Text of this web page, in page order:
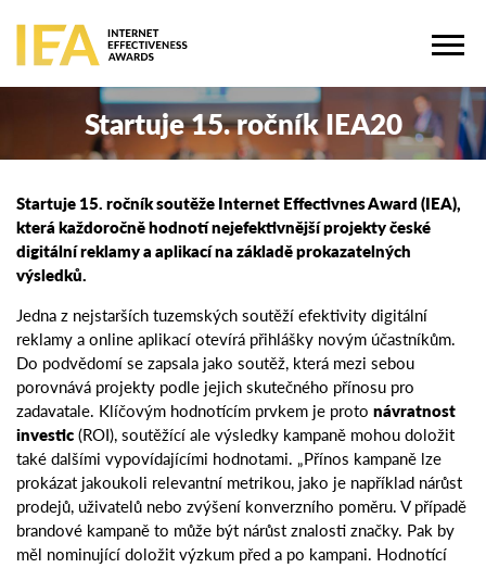
Startuje 15. ročník IEA20
Startuje 15. ročník soutěže Internet Effectivnes Award (IEA),
která každoročně hodnotí nejefektivnější projekty české
digitální reklamy a aplikací na základě prokazatelných
výsledků.
Jedna z nejstarších tuzemských soutěží efektivity digitální
reklamy a online aplikací otevírá přihlášky novým účastníkům.
Do podvědomí se zapsala jako soutěž, která mezi sebou
porovnává projekty podle jejich skutečného přínosu pro
zadavatale. Klíčovým hodnotícím prvkem je proto návratnost
investic(ROI), soutěžící ale výsledky kampaně mohou doložit
také dalšími vypovídajícími hodnotami. „Přínos kampaně lze
prokázat jakoukoli relevantní metrikou, jako je například nárůst
prodejů, uživatelů nebo zvýšení konverzního poměru. V případě
brandové kampaně to může být nárůst znalosti značky. Pak by
měl nominující doložit výzkum před a po kampani. Hodnotící